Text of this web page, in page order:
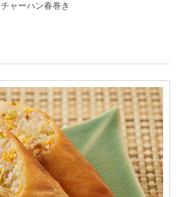
チャーハン春巻き